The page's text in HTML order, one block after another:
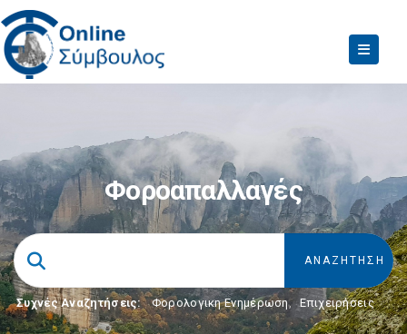
Φοροαπαλλαγές
Συχνές Αναζητήσεις: Φορολογικη Ενημέρωση, Επιχειρήσεις